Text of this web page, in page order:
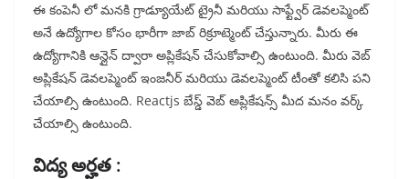
ఈ కంపెనీ లో మనకి గ్రాడ్యూయేట్ ట్రైనీ మరియు సాఫ్ట్వేర్ డెవలప్మెంట్
అనే ఉద్యోగాల కోసం భారీగా జాబ్ రిక్రూట్మెంట్ చేస్తున్నారు. మీరు ఈ
ఉద్యోగానికి ఆన్లైన్ ద్వారా అప్లికేషన్ చేసుకోవాల్సి ఉంటుంది. మీరు వెబ్
అప్లికేషన్ డెవలప్మెంట్ ఇంజనీర్ మరియు డెవలప్మెంట్ టీంతో కలిసి పని
చేయాల్సి ఉంటుంది. Reactjs బేస్డ్ వెబ్ అప్లికేషన్స్ మీద మనం వర్క్
చేయాల్సి ఉంటుంది.
విద్య అర్హత :